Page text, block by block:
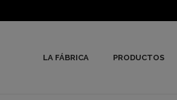
LA FÁBRICA PRODUCTOS